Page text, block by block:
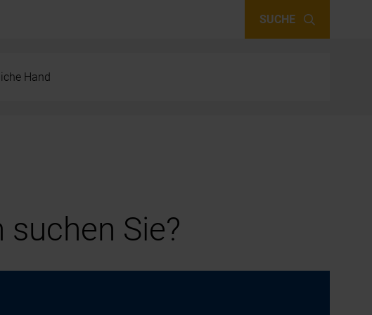
SUCHE
Hand
Sie?